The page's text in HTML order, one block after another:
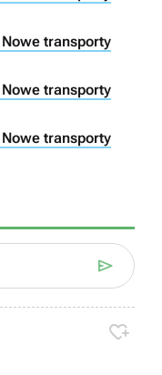
transporty
transporty
transporty

